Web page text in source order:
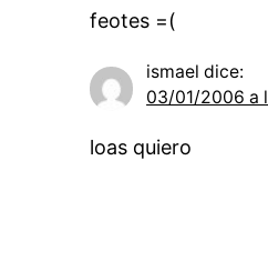
feotes =(
ismael dice:
03/01/2006 a
loas quiero